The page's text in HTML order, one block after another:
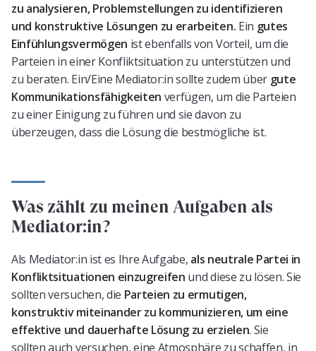
zu analysieren, Problemstellungen zu identifizieren
und konstruktive Lösungen zu erarbeiten. Ein gutes
Einfühlungsvermögen ist ebenfalls von Vorteil, um die
Parteien in einer Konfliktsituation zu unterstützen und
zu beraten. Ein/Eine Mediator:in sollte zudem über gute
Kommunikationsfähigkeiten verfügen, um die Parteien
zu einer Einigung zu führen und sie davon zu
überzeugen, dass die Lösung die bestmögliche ist.
Was zählt zu meinen Aufgaben als
Mediator:in?
Als Mediator:in ist es Ihre Aufgabe, als neutrale Partei in
Konfliktsituationen einzugreifen und diese zu lösen. Sie
sollten versuchen, die Parteien zu ermutigen,
konstruktiv miteinander zu kommunizieren, um eine
effektive und dauerhafte Lösung zu erzielen. Sie
sollten auch versuchen, eine Atmosphäre zu schaffen, in